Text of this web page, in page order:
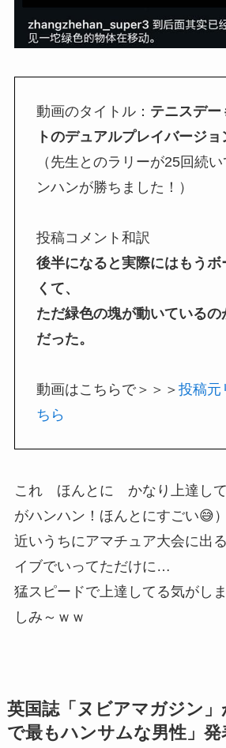
動画のタイトル： テニスデ
トのデュアルプレイバージョ
（先生とのラリーが25回続
ンハンが勝ちました！）
投稿コメント和訳
後半になると実際にはもうボ
くて、
ただ緑色の塊が動いているの
だった。
動画はこちらで＞＞＞ 投稿元
ちら
これ ほんとに かなり上達して
がハンハン！ほんとにすごい😅）
近いうちにアマチュア大会に出
イブでいってただけに…
猛スピードで上達してる気が
しみ～ｗｗ
英国誌「ヌビアマガジン」
で最もハンサムな男性」発